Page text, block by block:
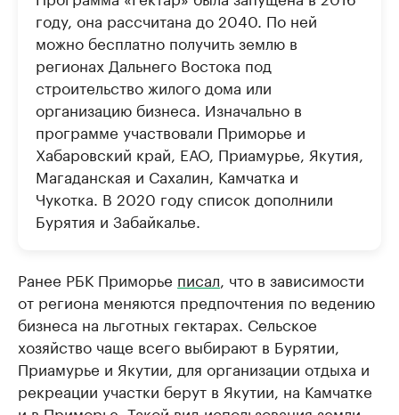
году, она рассчитана до 2040. По ней
можно бесплатно получить землю в
регионах Дальнего Востока под
строительство жилого дома или
организацию бизнеса. Изначально в
программе участвовали Приморье и
Хабаровский край, ЕАО, Приамурье, Якутия,
Магаданская и Сахалин, Камчатка и
Чукотка. В 2020 году список дополнили
Бурятия и Забайкалье.
Ранее РБК Приморье писал, что в зависимости
от региона меняются предпочтения по ведению
бизнеса на льготных гектарах. Сельское
хозяйство чаще всего выбирают в Бурятии,
Приамурье и Якутии, для организации отдыха и
рекреации участки берут в Якутии, на Камчатке